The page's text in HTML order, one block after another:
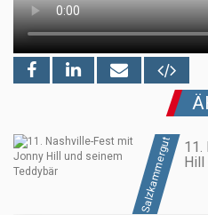
Salzkammergut
11.